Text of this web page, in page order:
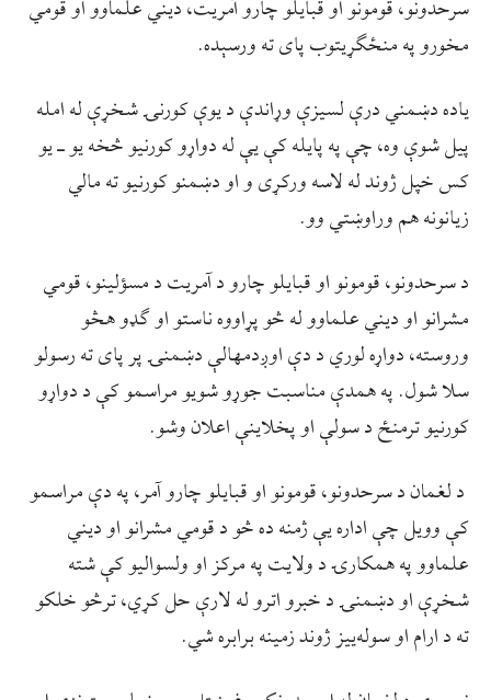
سرحدونو، قومونو او قبایلو چارو آمریت، دیني علماوو او قومي
مخورو په منځګړیتوب پای ته ورسېده.
یاده دښمني درې لسیزې وړاندې د یوې کورنۍ شخړې له امله
پیل شوې وه، چې په پایله کې یې له دواړو کورنیو څخه یو ـ یو
کس خپل ژوند له لاسه ورکړی و او دښمنو کورنیو ته مالي
زیانونه هم وراوښتي وو.
د سرحدونو، قومونو او قبایلو چارو د آمریت د مسؤلینو، قومي
مشرانو او دیني علماوو له څو پړاووه ناستو او ګډو هڅو
وروسته، دواړه لوري د دې اوږدمهالې دښمنۍ پر پای ته رسولو
سلا شول. په همدې مناسبت جوړو شویو مراسمو کې د دواړو
کورنیو ترمنځ د سولې او پخلاینې اعلان وشو.
د لغمان د سرحدونو، قومونو او قبایلو چارو آمر، په دې مراسمو
کې وویل چې اداره یې ژمنه ده څو د قومي مشرانو او دیني
علماوو په همکارۍ د ولایت په مرکز او ولسوالیو کې شته
شخړې او دښمنۍ د خبرو اترو له لارې حل کړي، ترڅو خلکو
ته د ارام او سوله‌ییز ژوند زمینه برابره شي.